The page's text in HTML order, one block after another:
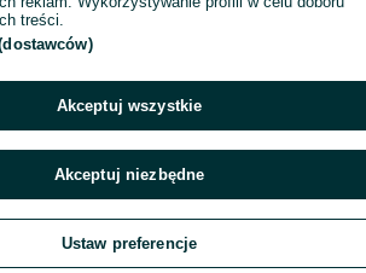
treści.
Akceptuj wszystkie
Akceptuj niezbędne
Ustaw preferencje